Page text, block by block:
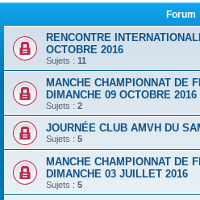
Forum
RENCONTRE
OCTOBRE 2016
Sujets : 11
MANCHE CHAMPIONNAT DE
DIMANCHE 09 OCTOBRE 2016
Sujets : 2
JOURNÉE CLUB AMVH DU
Sujets : 5
MANCHE CHAMPIONNAT DE
DIMANCHE 03 JUILLET 2016
Sujets : 5